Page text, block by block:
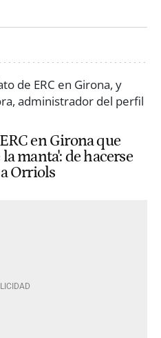
en Girona que
manta': de hacerse
Orriols